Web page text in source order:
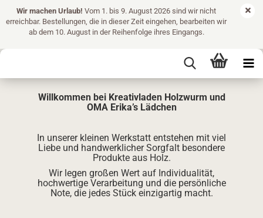
Wir machen Urlaub! Vom 1. bis 9. August 2026 sind wir nicht
erreichbar. Bestellungen, die in dieser Zeit eingehen, bearbeiten wir
ab dem 10. August in der Reihenfolge ihres Eingangs.
Willkommen bei Kreativladen Holzwurm und
OMA Erika’s Lädchen
In unserer kleinen Werkstatt entstehen mit viel
Liebe und handwerklicher Sorgfalt besondere
Produkte aus Holz.
Wir legen großen Wert auf Individualität,
hochwertige Verarbeitung und die persönliche
Note, die jedes Stück einzigartig macht.